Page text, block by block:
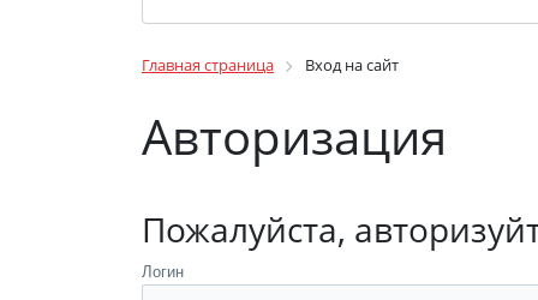
Главная страница Вход на сайт
Авторизация
Пожалуйста,
Логин